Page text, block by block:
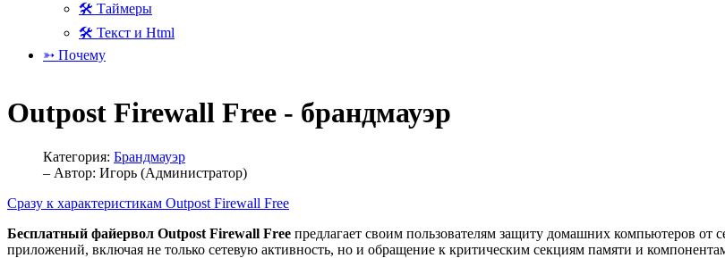
🛠 Таймеры
🛠 Текст и Html
➳ Почему
Outpost Firewall Free - брандмауэр
Категория: Брандмауэр
– Автор: Игорь (Администратор)
Сразу к характеристикам Outpost Firewall Free
Бесплатный файервол Outpost Firewall Free предлагает своим пользователям защиту домашних компьютеров от
приложений, включая не только сетевую активность, но и обращение к критическим секциям памяти и